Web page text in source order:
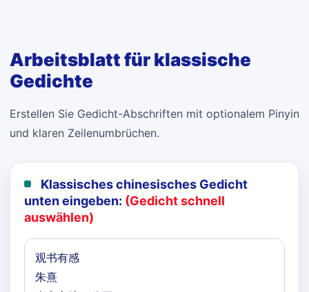
Arbeitsblatt für klassische
Gedichte
Erstellen Sie Gedicht-Abschriften mit optionalem Pinyin
und klaren Zeilenumbrüchen.
Klassisches chinesisches Gedicht
unten eingeben: (Gedicht schnell
auswählen)